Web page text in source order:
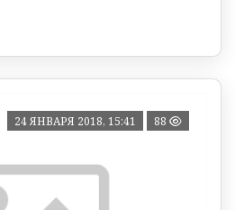
24 ЯНВАРЯ 2018, 15:41 88